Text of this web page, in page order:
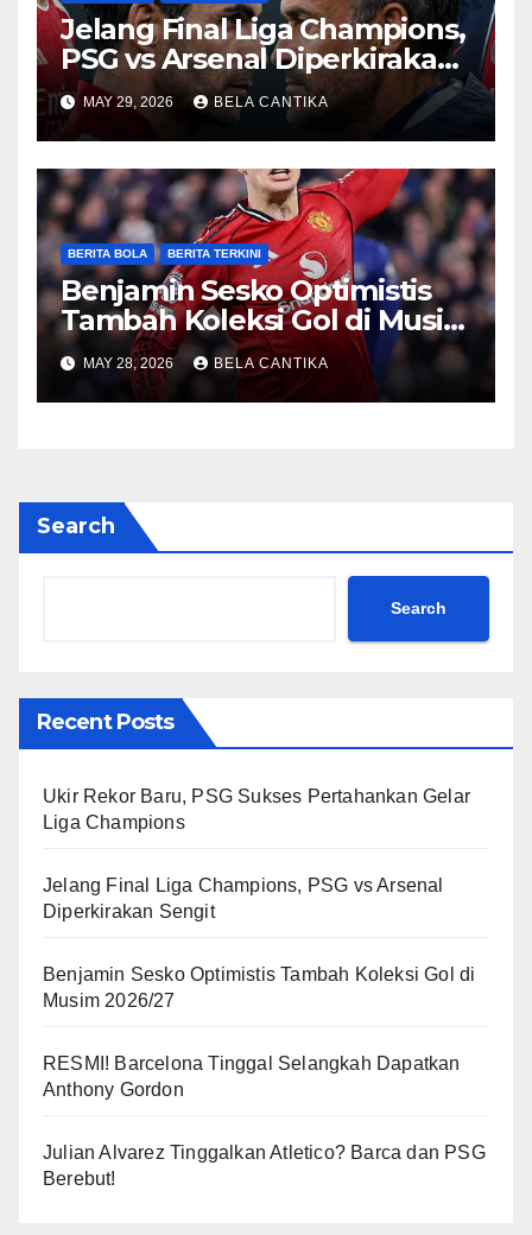
Jelang Final Liga Champions,
PSG vs Arsenal Diperkirakan
Sengit
MAY 29, 2026 BELA CANTIKA
BERITA BOLA BERITA TERKINI
Benjamin Sesko Optimistis
Tambah Koleksi Gol di Musim
2026/27
MAY 28, 2026 BELA CANTIKA
Search
Search
Recent Posts
Ukir Rekor Baru, PSG Sukses Pertahankan Gelar
Liga Champions
Jelang Final Liga Champions, PSG vs Arsenal
Diperkirakan Sengit
Benjamin Sesko Optimistis Tambah Koleksi Gol di
Musim 2026/27
RESMI! Barcelona Tinggal Selangkah Dapatkan
Anthony Gordon
Julian Alvarez Tinggalkan Atletico? Barca dan PSG
Berebut!